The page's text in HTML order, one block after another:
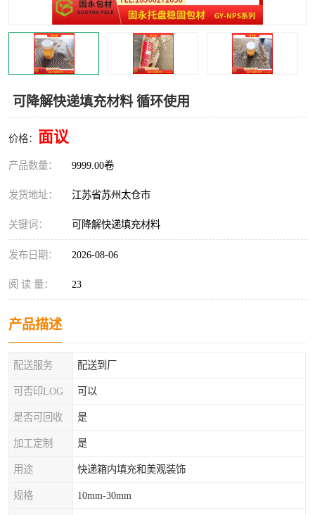
可降解快递填充材料 循环使用
价格： 面议
产品数量： 9999.00卷
发货地址： 江苏省苏州太仓市
关键词： 可降解快递填充材料
发布日期： 2026-08-06
阅 读 量： 23
产品描述
配送服务 配送到厂
可否印LOG 可以
是否可回收 是
加工定制 是
用途 快递箱内填充和美观装饰
规格 10mm-30mm